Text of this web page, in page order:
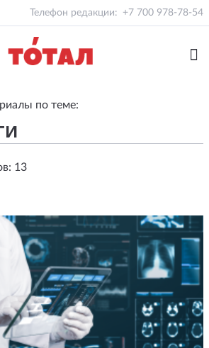
Телефон редакции: +7 700 978-78-54
по теме:
13